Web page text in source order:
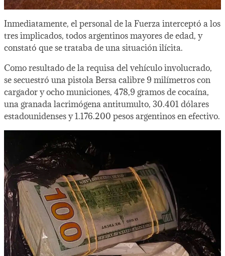
Inmediatamente, el personal de la Fuerza interceptó a los
tres implicados, todos argentinos mayores de edad, y
constató que se trataba de una situación ilícita.
Como resultado de la requisa del vehículo involucrado,
se secuestró una pistola Bersa calibre 9 milímetros con
cargador y ocho municiones, 478,9 gramos de cocaína,
una granada lacrimógena antitumulto, 30.401 dólares
estadounidenses y 1.176.200 pesos argentinos en efectivo.